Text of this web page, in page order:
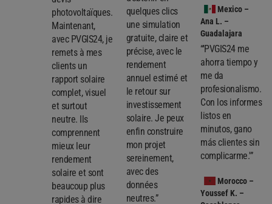
photovoltaïques.
Maintenant,
avec PVGIS24, je
remets à mes
clients un
rapport solaire
complet, visuel
et surtout
neutre. Ils
comprennent
mieux leur
rendement
solaire et sont
beaucoup plus
rapides à dire
quelques clics
une simulation
gratuite, claire et
précise, avec le
rendement
annuel estimé et
le retour sur
investissement
solaire. Je peux
enfin construire
mon projet
sereinement,
avec des
données
neutres.”
Mexico –
Ana L. –
Guadalajara
“'PVGIS24 me
ahorra tiempo y
me da
profesionalismo.
Con los informes
listos en
minutos, gano
más clientes sin
complicarme.'”
Morocco –
Youssef K. –